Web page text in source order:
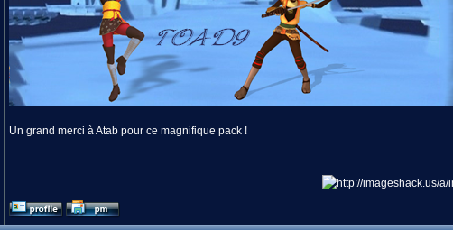
Un grand merci à Atab pour ce magnifique pack !